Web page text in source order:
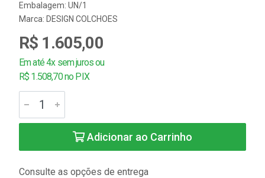
Embalagem: UN/1
Marca: DESIGN COLCHOES
R$ 1.605,00
Em até 4x sem juros ou
R$ 1.508,70 no PIX
Adicionar ao Carrinho
Consulte as opções de entrega